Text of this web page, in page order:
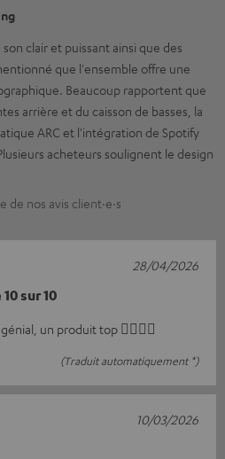
clair et puissant ainsi que des
que l'ensemble offre une
Beaucoup rapportent que
arrière et du caisson de basses, la
ARC et l'intégration de Spotify
acheteurs soulignent le design
de nos avis client·e·s
sur 10
un produit top 👍🏼👍🏼
(Traduit automatiquement *)
28/04/2026
10/03/2026